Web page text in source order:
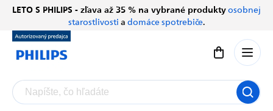
Prejsť
obsah
LETO S PHILIPS - zľava až 35 % na vybrané produktyosobnej
starostlivosti a domáce spotrebiče.
Nákupný
Chatbot Filip
Autorizovaný predajce